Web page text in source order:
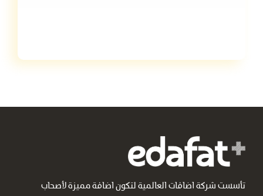
تأسست شركة اضافات العالمية لتكون اضافة مميزة لأصحاب